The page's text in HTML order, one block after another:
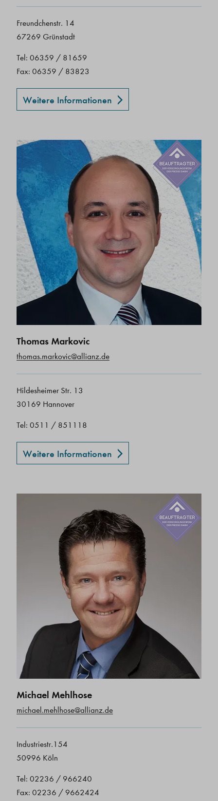
Freundchenstr. 14
67269 Grünstadt
Tel: 06359 / 81659
Fax: 06359 / 83823
Weitere Informationen
Thomas Markovic
thomas.markovic@allianz.de
Hildesheimer Str. 13
30169 Hannover
Tel: 0511 / 851118
Weitere Informationen
Michael Mehlhose
michael.mehlhose@allianz.de
Industriestr.154
50996 Köln
Tel: 02236 / 966240
Fax: 02236 / 9662424